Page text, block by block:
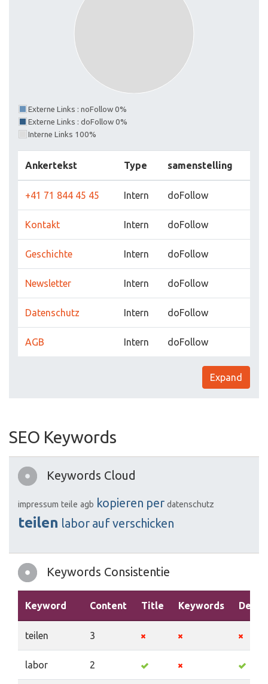
Externe Links : noFollow 0%
Externe Links : doFollow 0%
Interne Links 100%
Ankertekst Type samenstelling
+41 71 844 45 45 Intern doFollow
Kontakt Intern doFollow
Geschichte Intern doFollow
Newsletter Intern doFollow
Datenschutz Intern doFollow
AGB Intern doFollow
Expand
SEO Keywords
Keywords Cloud
impressum teile agb kopieren per datenschutz
teilen labor aufverschicken
Keywords Consistentie
Keyword Content Title Keywords
teilen 3
labor 2